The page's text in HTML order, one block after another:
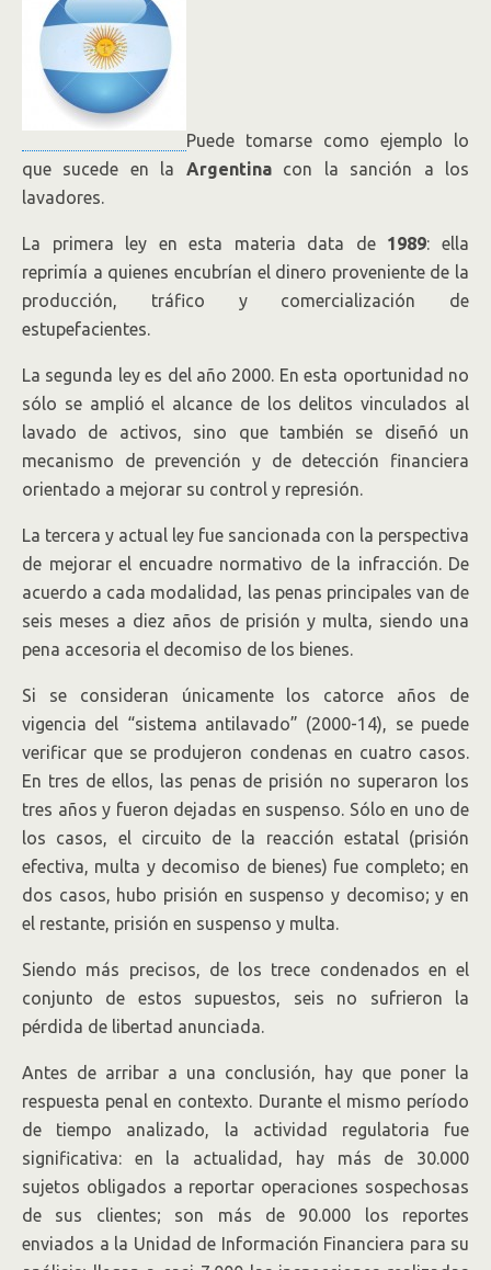
Puede tomarse como ejemplo lo
que sucede en la Argentinacon la sanción a los
lavadores.
La primera ley en esta materia data de 1989: ella
reprimía a quienes encubrían el dinero proveniente de la
producción, tráfico y comercialización de
estupefacientes.
La segunda ley es del año 2000. En esta oportunidad no
sólo se amplió el alcance de los delitos vinculados al
lavado de activos, sino que también se diseñó un
mecanismo de prevención y de detección financiera
orientado a mejorar su control y represión.
La tercera y actual ley fue sancionada con la perspectiva
de mejorar el encuadre normativo de la infracción. De
acuerdo a cada modalidad, las penas principales van de
seis meses a diez años de prisión y multa, siendo una
pena accesoria el decomiso de los bienes.
Si se consideran únicamente los catorce años de
vigencia del “sistema antilavado” (2000-14), se puede
verificar que se produjeron condenas en cuatro casos.
En tres de ellos, las penas de prisión no superaron los
tres años y fueron dejadas en suspenso. Sólo en uno de
los casos, el circuito de la reacción estatal (prisión
efectiva, multa y decomiso de bienes) fue completo; en
dos casos, hubo prisión en suspenso y decomiso; y en
el restante, prisión en suspenso y multa.
Siendo más precisos, de los trece condenados en el
conjunto de estos supuestos, seis no sufrieron la
pérdida de libertad anunciada.
Antes de arribar a una conclusión, hay que poner la
respuesta penal en contexto. Durante el mismo período
de tiempo analizado, la actividad regulatoria fue
significativa: en la actualidad, hay más de 30.000
sujetos obligados a reportar operaciones sospechosas
de sus clientes; son más de 90.000 los reportes
enviados a la Unidad de Información Financiera para su